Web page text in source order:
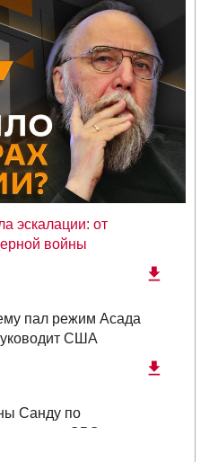
эскалации: от
войны
пал режим Асада
США
Санду по
о начале СВО,